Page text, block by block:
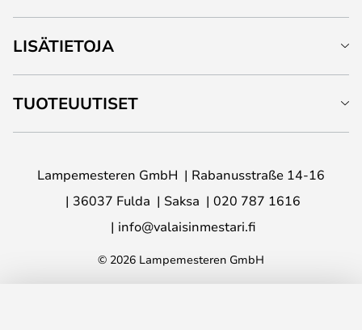
LISÄTIETOJA
TUOTEUUTISET
Lampemesteren GmbH
Rabanusstraße 14-16
36037 Fulda
Saksa
020 787 1616
info@valaisinmestari.fi
© 2026 Lampemesteren GmbH